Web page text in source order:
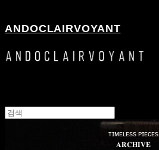
ANDOCLAIRVOYANT
ᴛɪᴍᴇʟᴇss ᴘɪᴇᴄᴇs
𝐀𝐑𝐂𝐇𝐈𝐕𝐄